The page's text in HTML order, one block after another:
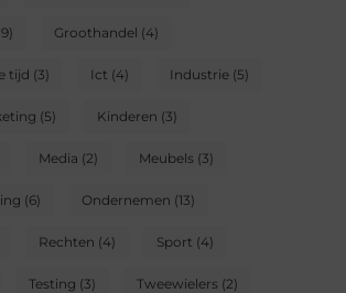
Groothandel (4)
tijd (3) Ict (4) Industrie(5)
(5) Kinderen (3)
Media (2) Meubels(3)
(6) Ondernemen (13)
Rechten (4) Sport (4)
Testing (3) Tweewielers(2)